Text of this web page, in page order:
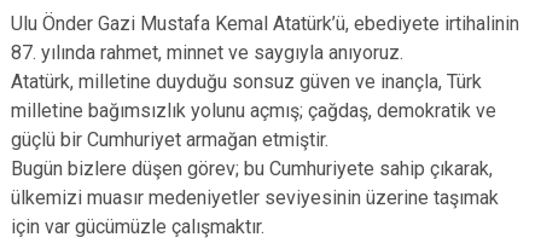
Köprübaşı
Kula
Yunusemre
Ulu Önder Gazi Mustafa Kemal Atatürk’ü, ebediyete irtihalinin
87. yılında rahmet, minnet ve saygıyla anıyoruz.
Atatürk, milletine duyduğu sonsuz güven ve inançla, Türk
milletine bağımsızlık yolunu açmış; çağdaş, demokratik ve
güçlü bir Cumhuriyet armağan etmiştir.
Bugün bizlere düşen görev; bu Cumhuriyete sahip çıkarak,
ülkemizi muasır medeniyetler seviyesinin üzerine taşımak
için var gücümüzle çalışmaktır.